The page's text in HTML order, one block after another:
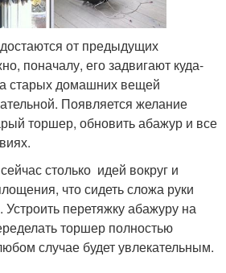
от предыдущих
поначалу, его задвигают куда-
старых домашних вещей
Появляется желание
торшер, обновить абажур и все
столько идей вокруг и
что сидеть сложа руки
перетяжку абажуру на
торшер полностью
случае будет увлекательным.